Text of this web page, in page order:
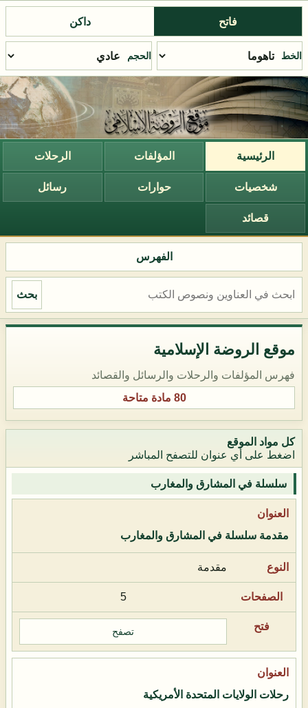
فاتح داكن
الخط الحجم
الرئيسية المؤلفات الرحلات
شخصيات حوارات رسائل
قصائد
الفهرس
بحث
موقع الروضة الإسلامية
فهرس المؤلفات والرحلات والرسائل والقصائد
80 مادة متاحة
كل مواد الموقع
اضغط على أي عنوان للتصفح المباشر
سلسلة في المشارق والمغارب
مقدمة سلسلة في المشارق والمغارب
مقدمة
5
تصفح
رحلات الولايات المتحدة الأمريكية